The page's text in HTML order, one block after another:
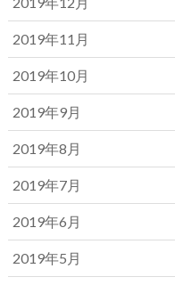
2019年11月
2019年10月
2019年9月
2019年8月
2019年7月
2019年6月
2019年5月